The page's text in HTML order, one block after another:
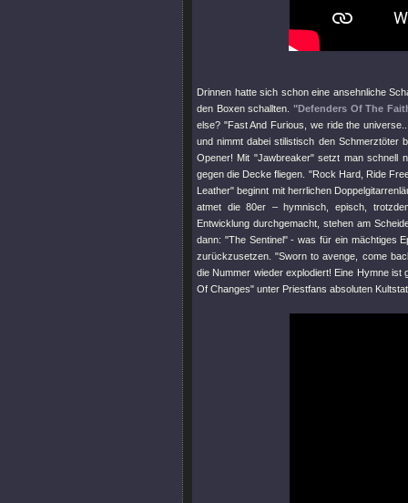
Drinnen hatte sich schon eine ansehnliche
den Boxen schallten. "Defenders Of The
else? "Fast And Furious, we ride the
und nimmt dabei stilistisch den Schmerztöter
Opener! Mit "Jawbreaker"setzt man schnell
gegen die Decke fliegen. "Rock Hard, Ride
Leather" beginnt mit herrlichen
atmet die 80er – hymnisch, episch,
Entwicklung durchgemacht, stehen am
dann: "The Sentinel"- was für ein mächtiges
zurückzusetzen."Sworn to avenge, come
die Nummer wieder explodiert! Eine Hymne
Of Changes" unter Priestfans absoluten